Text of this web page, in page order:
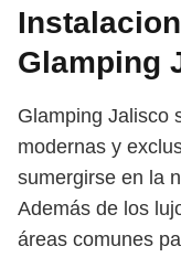
Glamping
Glamping Jalisco
modernas y
sumergirse en la
Además de los
áreas comunes